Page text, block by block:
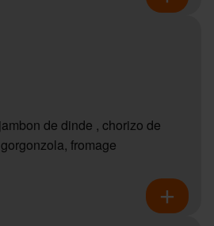
de dinde , chorizo de
fromage